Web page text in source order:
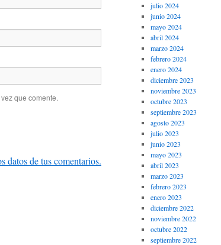
que comente.
datos de tus comentarios.
julio 2024
junio 2024
mayo 2024
abril 2024
marzo 2024
febrero 2024
enero 2024
diciembre 2023
noviembre 2023
octubre 2023
septiembre 2023
agosto 2023
julio 2023
junio 2023
mayo 2023
abril 2023
marzo 2023
febrero 2023
enero 2023
diciembre 2022
noviembre 2022
octubre 2022
septiembre 2022